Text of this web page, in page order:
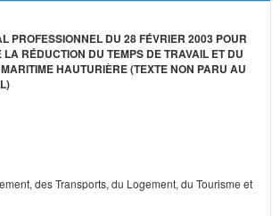
PROFESSIONNEL DU 28 FÉVRIER 2003 POUR
RÉDUCTION DU TEMPS DE TRAVAIL ET DU
HAUTURIÈRE (TEXTE NON PARU AU
des Transports, du Logement, du Tourisme et